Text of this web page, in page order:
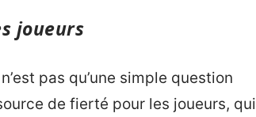
joueurs
pas qu’une simple question
de fierté pour les joueurs, qui